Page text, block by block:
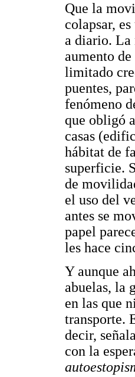
Que la
colapsar,
a diario. La
aumento
limitado
puentes,
fenómeno
que obligó
casas
hábitat de
superficie.
de
el uso del
antes se
papel
les hace
Y aunque
abuelas, la
en las que
transporte.
decir,
con la